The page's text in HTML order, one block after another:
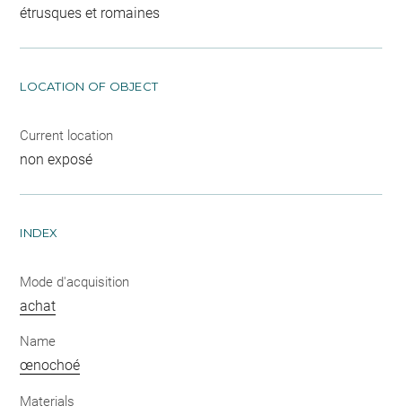
étrusques et romaines
LOCATION OF OBJECT
Current location
non exposé
INDEX
Mode d'acquisition
achat
Name
œnochoé
Materials